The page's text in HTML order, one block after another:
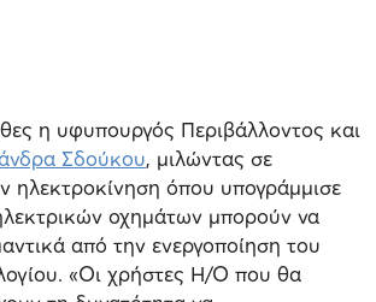
η υφυπουργός Περιβάλλοντος και
Σδούκου, μιλώντας σε
ηλεκτροκίνηση όπου υπογράμμισε
οχημάτων μπορούν να
από την ενεργοποίηση του
«Οι χρήστες Η/Ο που θα